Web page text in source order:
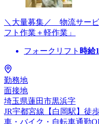
＼大量募集／ 物流サー
フト作業＋軽作業」
フォークリフト 時給
勤務地
面接地
埼玉県蓮田市黒浜字
JR宇都宮線【白岡駅】
車・バイク・自転車通勤